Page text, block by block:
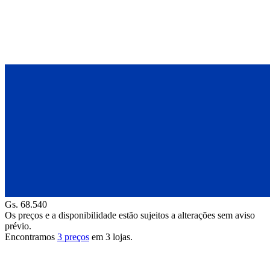
Gs. 68.540
Os preços e a disponibilidade estão sujeitos a alterações sem aviso
prévio.
Encontramos 3 preços em 3 lojas.